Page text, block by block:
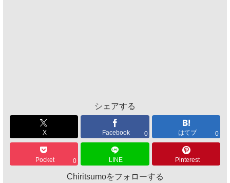
シェアする
X Facebook 0 はてブ 0
Pocket 0 LINE Pinterest
Chiritsumoをフォローする